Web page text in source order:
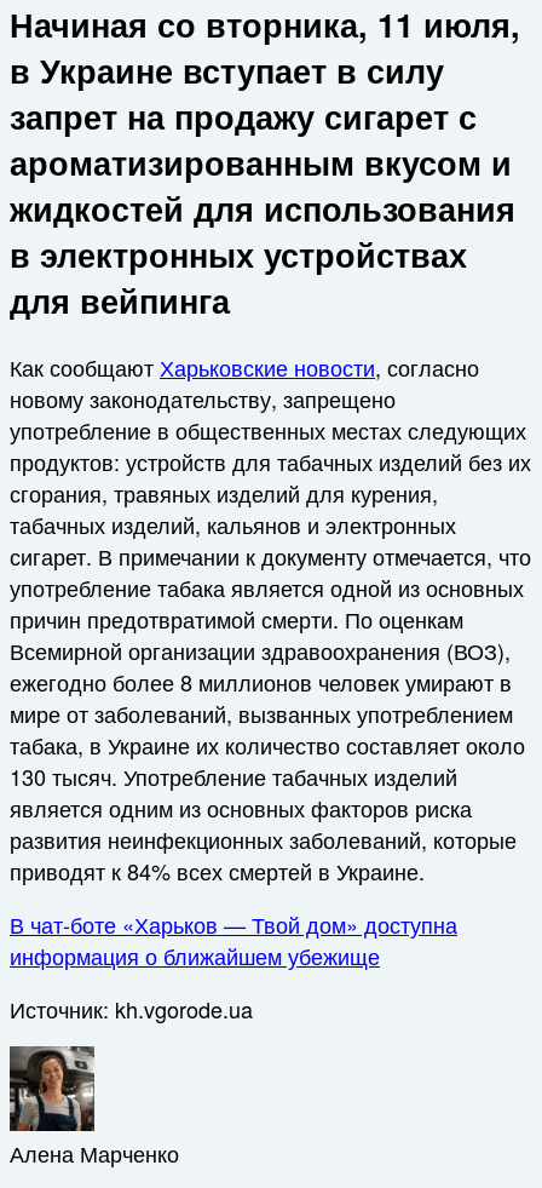
Начиная со вторника, 11 июля,
в Украине вступает в силу
запрет на продажу сигарет с
ароматизированным вкусом и
жидкостей для использования
в электронных устройствах
для вейпинга
Как сообщают Харьковские новости, согласно
новому законодательству, запрещено
употребление в общественных местах следующих
продуктов: устройств для табачных изделий без их
сгорания, травяных изделий для курения,
табачных изделий, кальянов и электронных
сигарет. В примечании к документу отмечается, что
употребление табака является одной из основных
причин предотвратимой смерти. По оценкам
Всемирной организации здравоохранения (ВОЗ),
ежегодно более 8 миллионов человек умирают в
мире от заболеваний, вызванных употреблением
табака, в Украине их количество составляет около
130 тысяч. Употребление табачных изделий
является одним из основных факторов риска
развития неинфекционных заболеваний, которые
приводят к 84% всех смертей в Украине.
В чат-боте «Харьков — Твой дом» доступна
информация о ближайшем убежище
Источник: kh.vgorode.ua
Алена Марченко